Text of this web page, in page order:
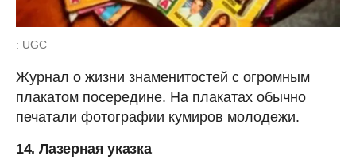
: UGC
Журнал о жизни знаменитостей с огромным
плакатом посередине. На плакатах обычно
печатали фотографии кумиров молодежи.
14. Лазерная указка